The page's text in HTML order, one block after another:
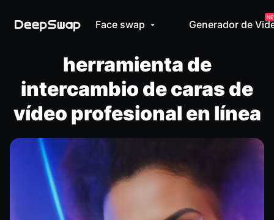
Face swap Generador de
herramienta de
intercambio de caras de
vídeo profesional en línea